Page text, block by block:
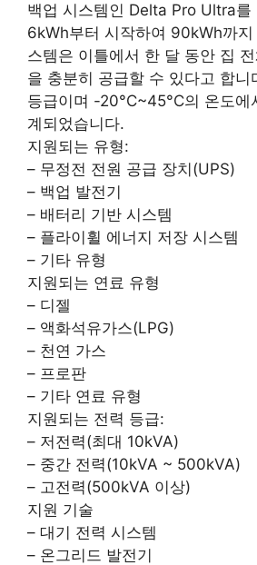
백업 시스템인 Delta Pro Ultra를
6kWh부터 시작하여 90kWh까지
스템은 이틀에서 한 달 동안 집
을 충분히 공급할 수 있다고 합니
등급이며 -20°C~45°C의 온도에
계되었습니다.
지원되는 유형:
– 무정전 전원 공급 장치(UPS)
– 백업 발전기
– 배터리 기반 시스템
– 플라이휠 에너지 저장 시스템
– 기타 유형
지원되는 연료 유형
– 디젤
– 액화석유가스(LPG)
– 천연 가스
– 프로판
– 기타 연료 유형
지원되는 전력 등급:
– 저전력(최대 10kVA)
– 중간 전력(10kVA ~ 500kVA)
– 고전력(500kVA 이상)
지원 기술
– 대기 전력 시스템
– 온그리드 발전기